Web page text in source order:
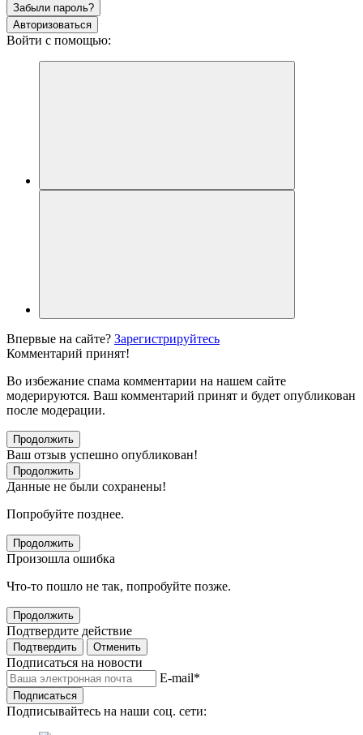
Забыли пароль?
Авторизоваться
Войти с помощью:
Впервые на сайте? Зарегистрируйтесь
Комментарий принят!
Во избежание спама комментарии на нашем сайте
модерируются. Ваш комментарий принят и будет опубликован
после модерации.
Продолжить
Ваш отзыв успешно опубликован!
Продолжить
Данные не были сохранены!
Попробуйте позднее.
Продолжить
Произошла ошибка
Что-то пошло не так, попробуйте позже.
Продолжить
Подтвердите действие
Подтвердить Отменить
Подписаться на новости
E-mail*
Подписаться
Подписывайтесь на наши соц. сети: